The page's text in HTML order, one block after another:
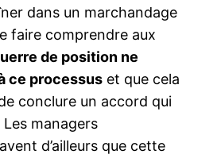
dans un marchandage
faire comprendre aux
de position ne
ce processus et que cela
conclure un accord qui
managers
d’ailleurs que cette